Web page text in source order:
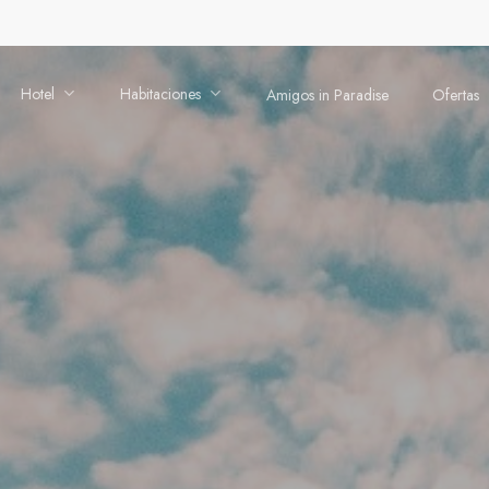
Hotel Habitaciones Amigos in Paradise Ofertas